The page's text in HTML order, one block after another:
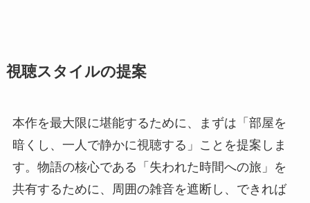
視聴スタイルの提案
本作を最大限に堪能するために、まずは「部屋を
暗くし、一人で静かに視聴する」ことを提案しま
す。物語の核心である「失われた時間への旅」を
共有するために、周囲の雑音を遮断し、できれば